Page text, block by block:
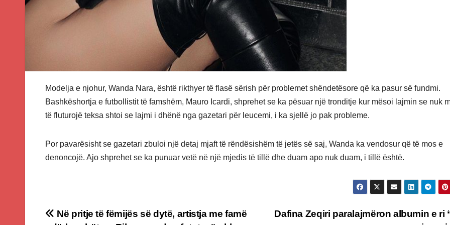
Modelja e njohur, Wanda Nara, është rikthyer të flasë sërish për problemet shëndetësore që ka pasur së fundmi.
Bashkëshortja e futbollistit të famshëm, Mauro Icardi, shprehet se ka pësuar një tronditje kur mësoi lajmin se nuk
të fluturojë teksa shtoi se lajmi i dhënë nga gazetari për leucemi, i ka sjellë jo pak probleme.
Por pavarësisht se gazetari zbuloi një detaj mjaft të rëndësishëm të jetës së saj, Wanda ka vendosur që të mos e
denoncojë. Ajo shprehet se ka punuar vetë në një mjedis të tillë dhe duam apo nuk duam, i tillë është.
Post
Dafina Zeqiri paralajmëron albumin e ri
Në pritje të fëmijës së dytë, artistja me famë